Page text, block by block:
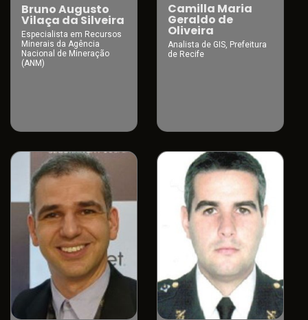
Bruno Augusto
Vilaça da Silveira
Especialista em Recursos
Minerais da Agência
Nacional de Mineração
(ANM)
Camilla Maria
Geraldo de
Oliveira
Analista de GIS, Prefeitura
de Recife